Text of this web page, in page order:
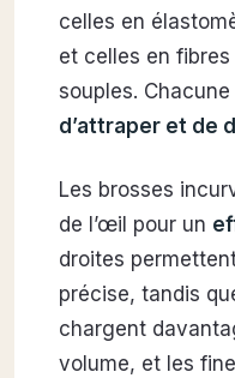
celles en
et celles en
souples. Chacune
d’attraper et de
Les brosses
de l’œil pour un
droites
précise, tandis
chargent
volume, et les